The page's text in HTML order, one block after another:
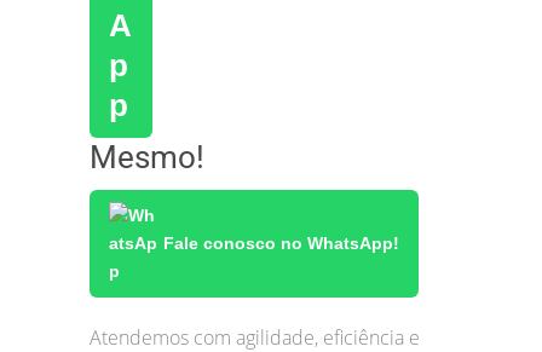
Mesmo!
Fale conosco no WhatsApp!
Atendemos com agilidade, eficiência e